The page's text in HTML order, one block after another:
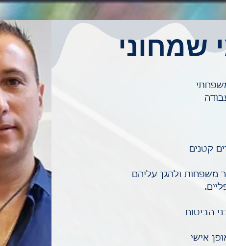
שמחוני
קטנים
משפחות ולהגן עליהם
הביטוח
אישי